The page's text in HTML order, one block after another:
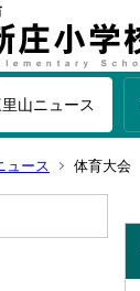
里山ニュース
ュース 体育大会